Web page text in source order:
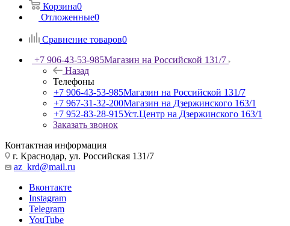
Корзина0
Отложенные0
Сравнение товаров0
+7 906-43-53-985Магазин на Российской 131/7
Назад
Телефоны
+7 906-43-53-985Магазин на Российской 131/7
+7 967-31-32-200Магазин на Дзержинского 163/1
+7 952-83-28-915Уст.Центр на Дзержинского 163/1
Заказать звонок
Контактная информация
г. Краснодар, ул. Российская 131/7
az_krd@mail.ru
Вконтакте
Instagram
Telegram
YouTube